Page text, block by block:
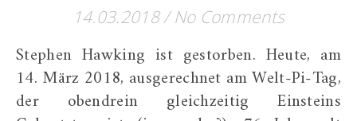
14.03.2018/ No Comments
Stephen Hawking ist gestorben. Heute, am
14. März 2018, ausgerechnet am Welt-Pi-Tag,
der obendrein gleichzeitig Einsteins